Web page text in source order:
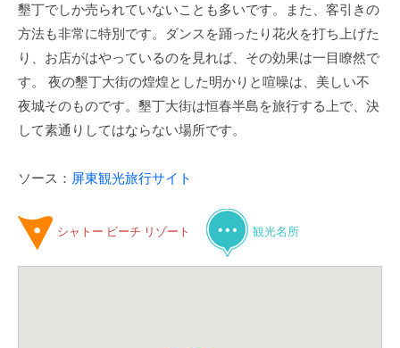
墾丁でしか売られていないことも多いです。また、客引きの
方法も非常に特別です。ダンスを踊ったり花火を打ち上げた
り、お店がはやっているのを見れば、その効果は一目瞭然で
す。 夜の墾丁大街の煌煌とした明かりと喧噪は、美しい不
夜城そのものです。墾丁大街は恒春半島を旅行する上で、決
して素通りしてはならない場所です。
ソース： 屏東観光旅行サイト
シャトー ビーチ リゾート 観光名所